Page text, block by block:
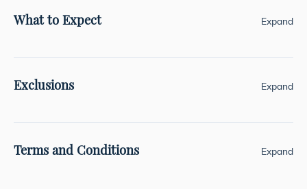
What to Expect Expand
Exclusions Expand
Terms and Conditions Expand